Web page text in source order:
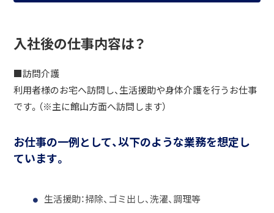
入社後の仕事内容は？
■訪問介護
利用者様のお宅へ訪問し、生活援助や身体介護を行うお仕事
です。（※主に館山方面へ訪問します）
お仕事の一例として、以下のような業務を想定し
ています。
生活援助：掃除、ゴミ出し、洗濯、調理等